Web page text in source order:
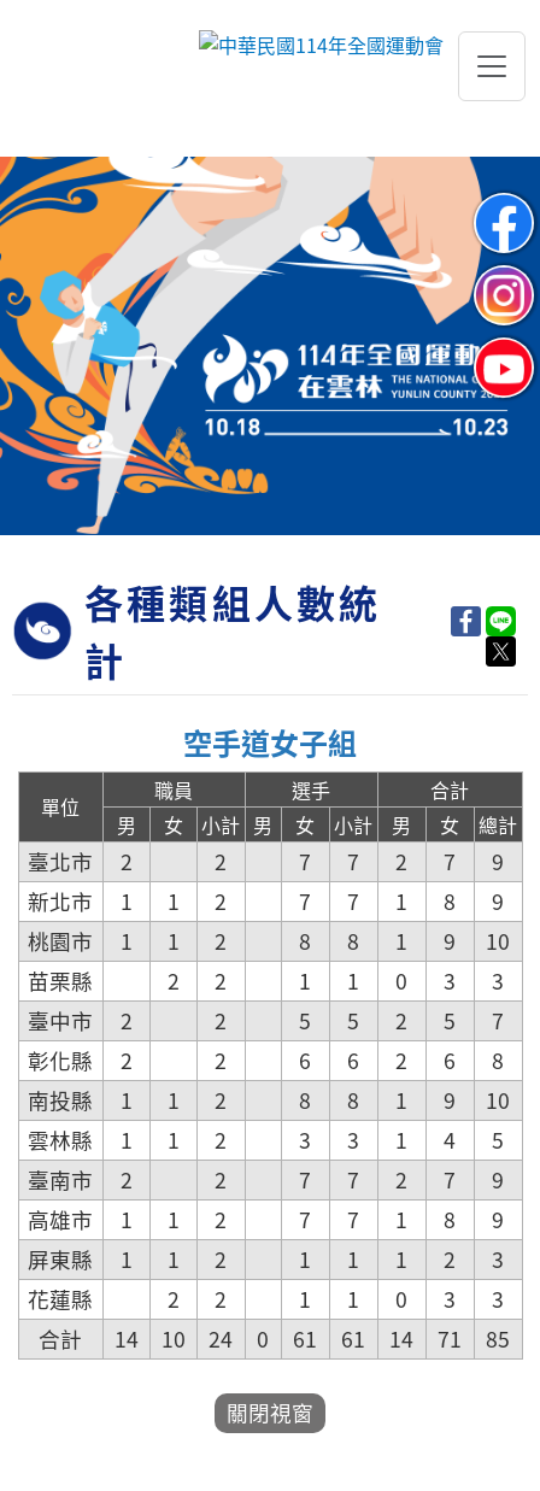
跳到主要內容
各種類組人數統
計
空手道女子組
單位
職員 選手
合計
男
女 小計 男 女 小計 男 女 總計
臺北市 2 2 7 7 2 7
9
新北市
1 1 2 7 7 1 8
9
桃園市
1 1 2 8 8 1 9
10
苗栗縣
2 2 1 1 0 3
3
臺中市
2 2 5 5 2 5
7
彰化縣
2 2 6 6 2 6
8
南投縣
1 1 2 8 8 1 9
10
雲林縣
1 1 2 3 3 1 4
5
臺南市
2 2 7 7 2 7
9
高雄市
1 1 2 7 7 1 8
9
屏東縣
1 1 2 1 1 1 2
3
花蓮縣
2 2 1 1 0 3
3
合計
14 10 24 0 61 61 14 71 85